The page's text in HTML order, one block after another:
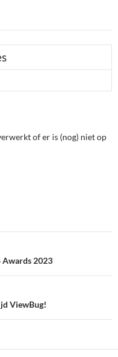
of er is (nog) niet op
Awards 2023
ViewBug!